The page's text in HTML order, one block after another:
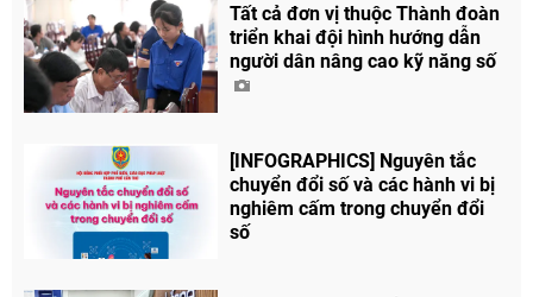
Tất cả đơn vị thuộc Thành đoàn
triển khai đội hình hướng dẫn
người dân nâng cao kỹ năng số
[INFOGRAPHICS] Nguyên tắc
chuyển đổi số và các hành vi bị
nghiêm cấm trong chuyển đổi
số